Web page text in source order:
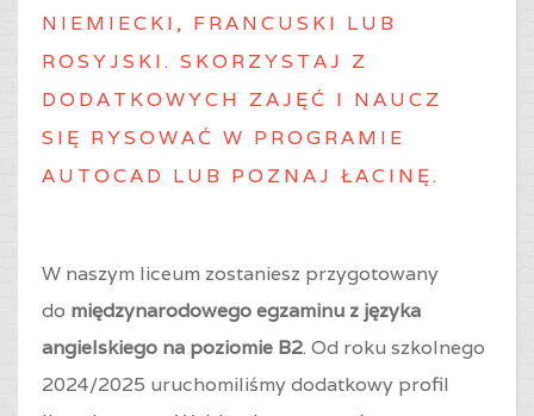
NIEMIECKI, FRANCUSKI LUB
ROSYJSKI. SKORZYSTAJ Z
DODATKOWYCH ZAJĘĆ I NAUCZ
SIĘ RYSOWAĆ W PROGRAMIE
AUTOCAD LUB POZNAJ ŁACINĘ.
W naszym liceum zostaniesz przygotowany
do międzynarodowego egzaminu z języka
angielskiego na poziomie B2. Od roku szkolnego
2024/2025 uruchomiliśmy dodatkowy profil